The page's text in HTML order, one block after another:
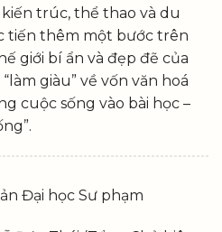
trúc, thể thao và du
tiến thêm một bước trên
giới bí ẩn và đẹp đẽ của
giàu” về vốn văn hoá
cuộc sống vào bài học –
Đại học Sư phạm